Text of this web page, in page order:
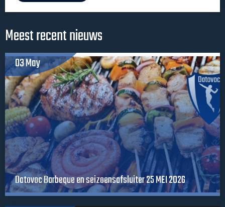
Meest recent nieuws
03 May
Datovoc Barbeque en seizoensafsluiter 25 MEI 2026